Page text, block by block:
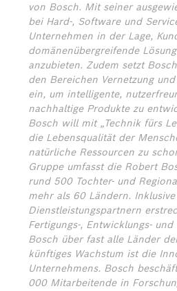
von Bosch. Mit seiner
bei Hard-, Software und
Unternehmen in der Lage,
domänenübergreifende
anzubieten. Zudem setzt
den Bereichen Vernetzung
ein, um intelligente,
nachhaltige Produkte zu
Bosch will mit „Technik fürs
die Lebensqualität der
natürliche Ressourcen zu
Gruppe umfasst die Robert
rund 500 Tochter- und
mehr als 60 Ländern.
Dienstleistungspartnern
Fertigungs-, Entwicklungs-
Bosch über fast alle Länder
künftiges Wachstum ist die
Unternehmens. Bosch
000 Mitarbeitende in